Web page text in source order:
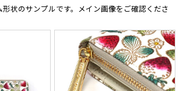
状のサンプルです。メイン画像をご確認くださ